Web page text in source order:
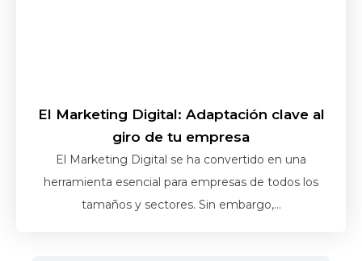
El Marketing Digital: Adaptación clave al
giro de tu empresa
El Marketing Digital se ha convertido en una
herramienta esencial para empresas de todos los
tamaños y sectores. Sin embargo,...